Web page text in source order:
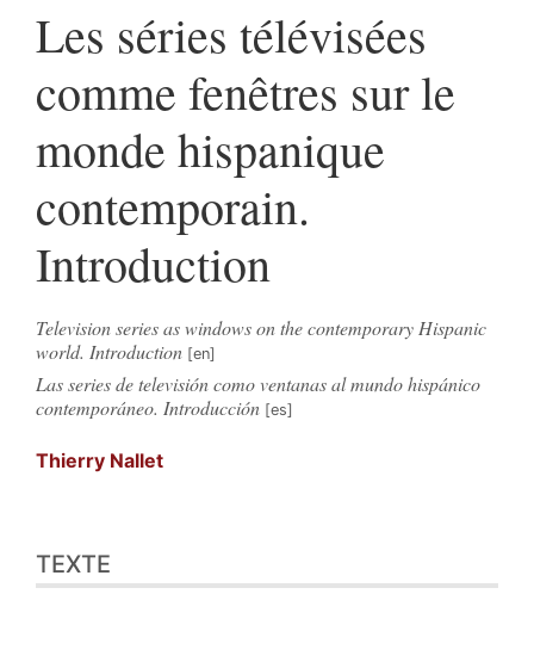
Les séries télévisées
comme fenêtres sur le
monde hispanique
contemporain.
Introduction
Television series as windows on the contemporary Hispanic
world. Introduction
Las series de televisión como ventanas al mundo hispánico
contemporáneo. Introducción
Thierry Nallet
Bibliographie
Citer cet article
TEXTE